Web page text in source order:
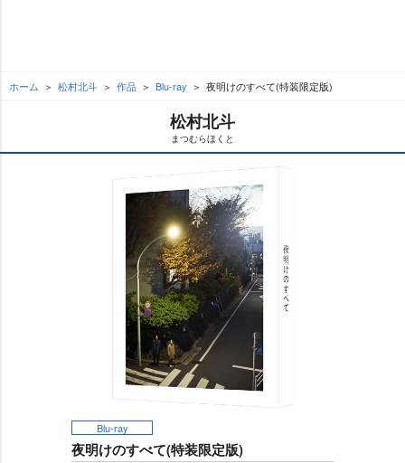
ホーム 松村北斗 作品 Blu-ray 夜明けのすべて(特装限定版)
松村北斗
まつむらほくと
Blu-ray
夜明けのすべて(特装限定版)